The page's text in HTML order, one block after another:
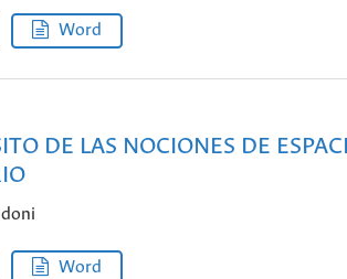
Word
DE LAS NOCIONES DE
Word